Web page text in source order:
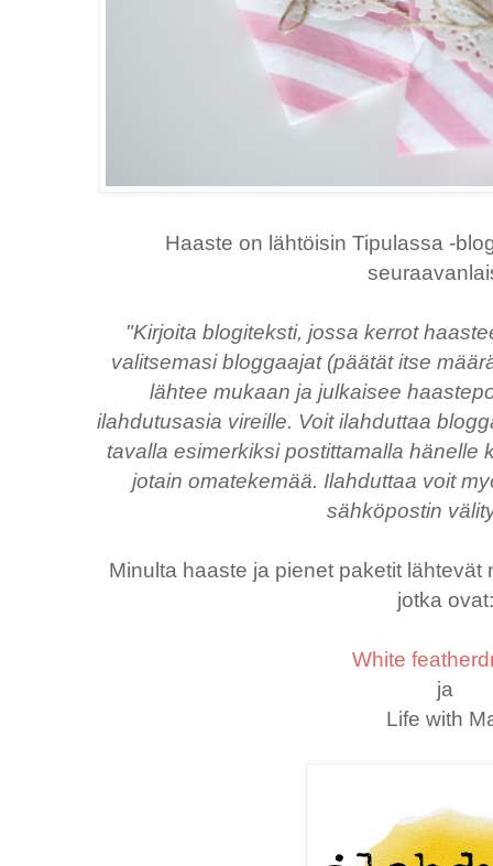
Haaste on lähtöisin Tipulassa -
"Kirjoita blogiteksti, jossa kerrot
valitsemasi bloggaajat (päätät itse
lähtee mukaan ja julkaisee
ilahdutusasia vireille. Voit ilahduttaa
tavalla esimerkiksi postittamalla hänelle
jotain omatekemää. Ilahduttaa voit
sähköpostin
Minulta haaste ja pienet paketit
jotka ovat:
White
ja
Life with